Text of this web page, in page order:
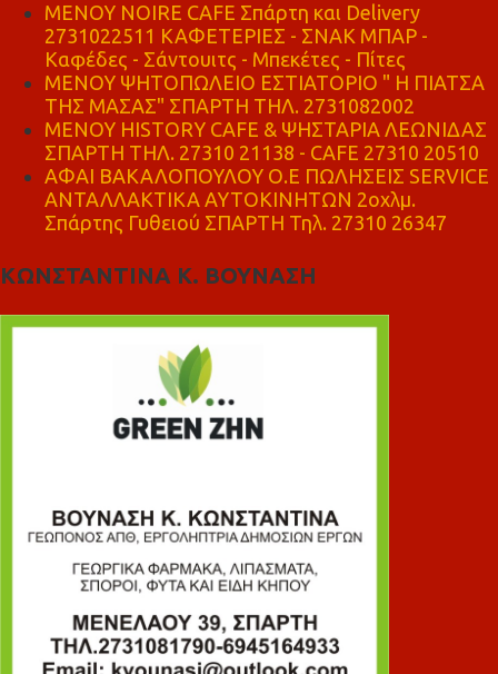
MENOY NOIRE CAFE Σπάρτη και Delivery
2731022511 ΚΑΦΕΤΕΡΙΕΣ - ΣΝΑΚ ΜΠΑΡ -
Καφέδες - Σάντουιτς - Μπεκέτες - Πίτες
ΜΕΝΟΥ ΨΗΤΟΠΩΛΕΙΟ ΕΣΤΙΑΤΟΡΙΟ " Η ΠΙΑΤΣΑ
ΤΗΣ ΜΑΣΑΣ" ΣΠΑΡΤΗ ΤΗΛ. 2731082002
ΜΕΝΟΥ HISTORY CAFE & ΨΗΣΤΑΡΙΑ ΛΕΩΝΙΔΑΣ
ΣΠΑΡΤΗ ΤΗΛ. 27310 21138 - CAFE 27310 20510
ΑΦΑΙ ΒΑΚΑΛΟΠΟΥΛΟΥ Ο.Ε ΠΩΛΗΣΕΙΣ SERVICE
ΑΝΤΑΛΛΑΚΤΙΚΑ ΑΥΤΟΚΙΝΗΤΩΝ 2οχλμ.
Σπάρτης Γυθειού ΣΠΑΡΤΗ Τηλ. 27310 26347
ΚΩΝΣΤΑΝΤΙΝΑ Κ. ΒΟΥΝΑΣΗ